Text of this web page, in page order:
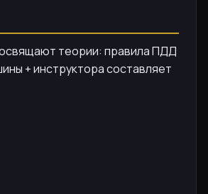
теории: правила ПДД
+ инструктора составляет